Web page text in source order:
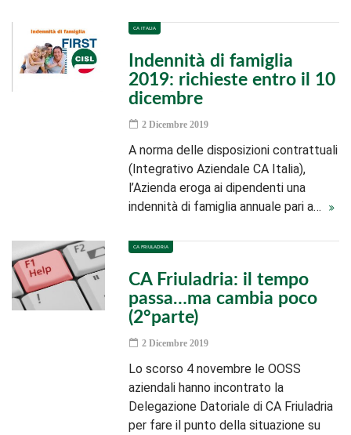
CA ITALIA
Indennità di famiglia
2019: richieste entro il 10
dicembre
2 Dicembre 2019
A norma delle disposizioni contrattuali
(Integrativo Aziendale CA Italia),
l’Azienda eroga ai dipendenti una
indennità di famiglia annuale pari a…
CA FRIULADRIA
CA Friuladria: il tempo
passa…ma cambia poco
(2°parte)
2 Dicembre 2019
Lo scorso 4 novembre le OOSS
aziendali hanno incontrato la
Delegazione Datoriale di CA Friuladria
per fare il punto della situazione su